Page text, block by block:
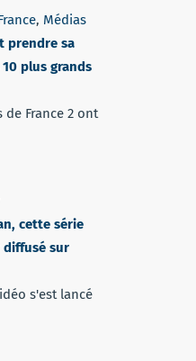
, Médias
prendre sa
plus grands
de France 2 ont
cette série
diffusé sur
s'est lancé